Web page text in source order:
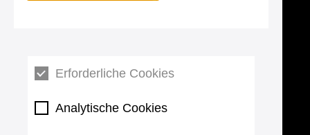
Erforderliche Cookies
Analytische Cookies